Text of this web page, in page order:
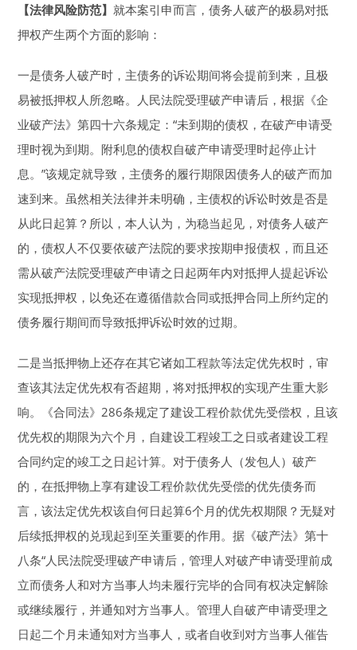
【法律风险防范】就本案引申而言，债务人破产的极易对抵
押权产生两个方面的影响：
一是债务人破产时，主债务的诉讼期间将会提前到来，且极
易被抵押权人所忽略。人民法院受理破产申请后，根据《企
业破产法》第四十六条规定：“未到期的债权，在破产申请受
理时视为到期。附利息的债权自破产申请受理时起停止计
息。”该规定就导致，主债务的履行期限因债务人的破产而加
速到来。虽然相关法律并未明确，主债权的诉讼时效是否是
从此日起算？所以，本人认为，为稳当起见，对债务人破产
的，债权人不仅要依破产法院的要求按期申报债权，而且还
需从破产法院受理破产申请之日起两年内对抵押人提起诉讼
实现抵押权，以免还在遵循借款合同或抵押合同上所约定的
债务履行期间而导致抵押诉讼时效的过期。
二是当抵押物上还存在其它诸如工程款等法定优先权时，审
查该其法定优先权有否超期，将对抵押权的实现产生重大影
响。《合同法》286条规定了建设工程价款优先受偿权，且该
优先权的期限为六个月，自建设工程竣工之日或者建设工程
合同约定的竣工之日起计算。对于债务人（发包人）破产
的，在抵押物上享有建设工程价款优先受偿的优先债务而
言，该法定优先权该自何日起算6个月的优先权期限？无疑对
后续抵押权的兑现起到至关重要的作用。据《破产法》第十
八条“人民法院受理破产申请后，管理人对破产申请受理前成
立而债务人和对方当事人均未履行完毕的合同有权决定解除
或继续履行，并通知对方当事人。管理人自破产申请受理之
日起二个月未通知对方当事人，或者自收到对方当事人催告